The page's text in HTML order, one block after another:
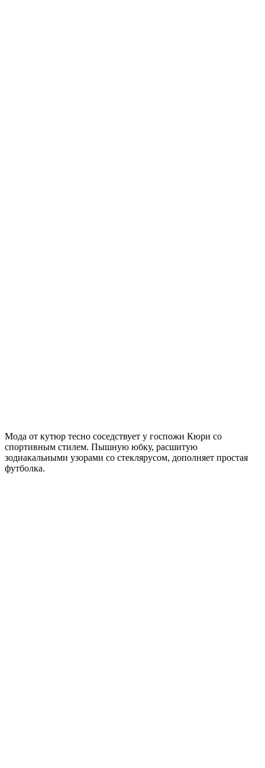
Мода от кутюр тесно соседствует у госпожи Кюри со
спортивным стилем. Пышную юбку, расшитую
зодиакальными узорами со стеклярусом, дополняет простая
футболка.